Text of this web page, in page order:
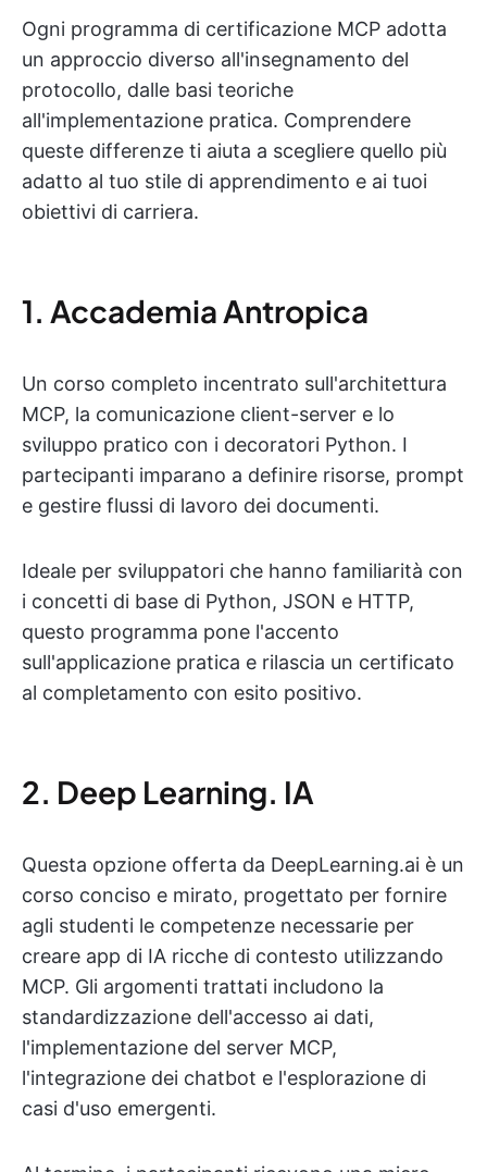
Ogni programma di certificazione MCP adotta
un approccio diverso all'insegnamento del
protocollo, dalle basi teoriche
all'implementazione pratica. Comprendere
queste differenze ti aiuta a scegliere quello più
adatto al tuo stile di apprendimento e ai tuoi
obiettivi di carriera.
1. Accademia Antropica
Un corso completo incentrato sull'architettura
MCP, la comunicazione client-server e lo
sviluppo pratico con i decoratori Python. I
partecipanti imparano a definire risorse, prompt
e gestire flussi di lavoro dei documenti.
Ideale per sviluppatori che hanno familiarità con
i concetti di base di Python, JSON e HTTP,
questo programma pone l'accento
sull'applicazione pratica e rilascia un certificato
al completamento con esito positivo.
2. Deep Learning. IA
Questa opzione offerta da DeepLearning.ai è un
corso conciso e mirato, progettato per fornire
agli studenti le competenze necessarie per
creare app di IA ricche di contesto utilizzando
MCP. Gli argomenti trattati includono la
standardizzazione dell'accesso ai dati,
l'implementazione del server MCP,
l'integrazione dei chatbot e l'esplorazione di
casi d'uso emergenti.